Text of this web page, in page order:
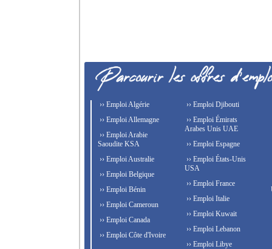
›› Emploi Algérie
›› Emploi Allemagne
›› Emploi Arabie
Saoudite KSA
›› Emploi Australie
›› Emploi Belgique
›› Emploi Bénin
›› Emploi Cameroun
›› Emploi Canada
›› Emploi Côte d'Ivoire
›› Emploi Djibouti
›› Emploi Émirats
Arabes Unis UAE
›› Emploi Espagne
›› Emploi États-Unis
USA
›› Emploi France
›› Emploi Italie
›› Emploi Kuwait
›› Emploi Lebanon
›› Emploi Libye